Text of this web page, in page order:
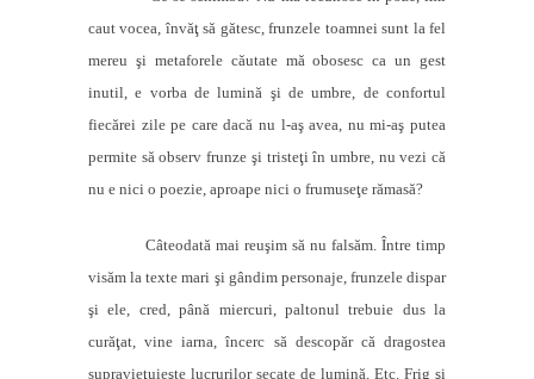
caut vocea, învăţ să gătesc, frunzele toamnei sunt la fel
mereu şi metaforele căutate mă obosesc ca un gest
inutil, e vorba de lumină şi de umbre, de confortul
fiecărei zile pe care dacă nu l-aş avea, nu mi-aş putea
permite să observ frunze şi tristeţi în umbre, nu vezi că
nu e nici o poezie, aproape nici o frumuseţe rămasă?
Câteodată mai reuşim să nu falsăm. Între timp
visăm la texte mari şi gândim personaje, frunzele dispar
şi ele, cred, până miercuri, paltonul trebuie dus la
curăţat, vine iarna, încerc să descopăr că dragostea
supravieţuieşte lucrurilor secate de lumină. Etc. Frig şi